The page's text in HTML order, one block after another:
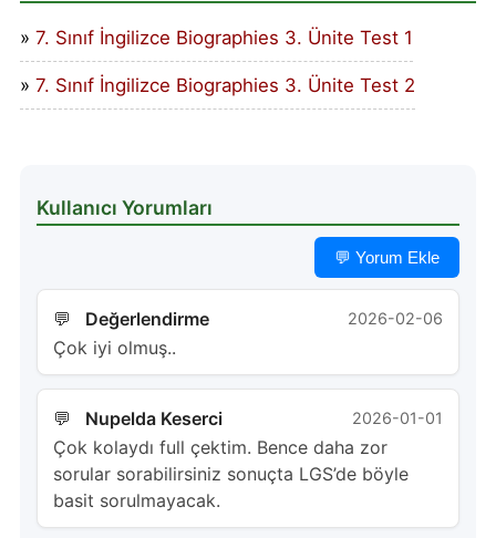
7. Sınıf İngilizce Biographies 3. Ünite Test 1
7. Sınıf İngilizce Biographies 3. Ünite Test 2
Kullanıcı Yorumları
💬 Yorum Ekle
Değerlendirme 2026-02-06
Çok iyi olmuş..
Nupelda Keserci 2026-01-01
Çok kolaydı full çektim. Bence daha zor
sorular sorabilirsiniz sonuçta LGS’de böyle
basit sorulmayacak.